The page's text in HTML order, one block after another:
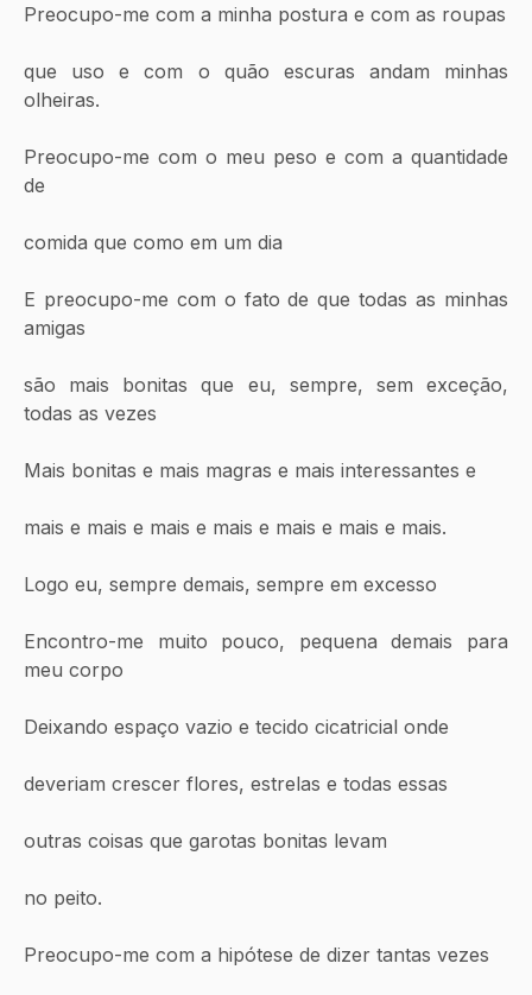
Preocupo-me com a minha postura e com as roupas
que uso e com o quão escuras andam minhas
olheiras.
Preocupo-me com o meu peso e com a quantidade
de
comida que como em um dia
E preocupo-me com o fato de que todas as minhas
amigas
são mais bonitas que eu, sempre, sem exceção,
todas as vezes
Mais bonitas e mais magras e mais interessantes e
mais e mais e mais e mais e mais e mais e mais.
Logo eu, sempre demais, sempre em excesso
Encontro-me muito pouco, pequena demais para
meu corpo
Deixando espaço vazio e tecido cicatricial onde
deveriam crescer flores, estrelas e todas essas
outras coisas que garotas bonitas levam
no peito.
Preocupo-me com a hipótese de dizer tantas vezes